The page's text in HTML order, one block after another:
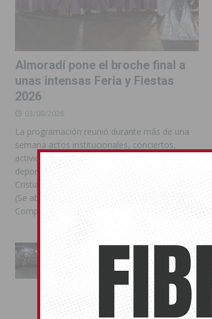
Almoradí pone el broche final a
unas intensas Feria y Fiestas
2026
03/08/2026
La programación reunió durante más de una
semana actos institucionales, conciertos,
actividades familiares, competiciones
deportivas y las celebraciones de Moros y
Cristianos Compártelo: Comparte en Facebook
(Se abre en una ventana nueva) Facebook
Compartir en
La Entrada Cristiana llena de
esplendor las calles de
Almoradí en una multitudinaria
jornada festera
02/08/2026